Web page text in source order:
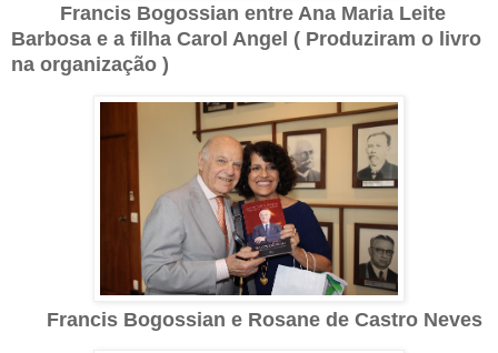
Francis Bogossian entre Ana Maria Leite
Barbosa e a filha Carol Angel ( Produziram o livro
na organização )
Francis Bogossian e Rosane de Castro Neves